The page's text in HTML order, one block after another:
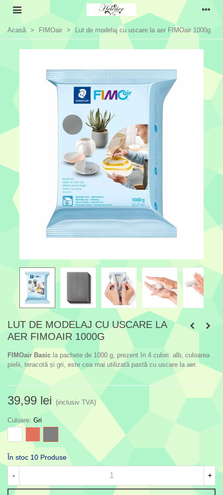
Acasă > FIMOair > Lut de modelaj cu uscare la aer FIMOair 1000g
LUT DE MODELAJ CU USCARE LA
AER FIMOAIR 1000G
FIMOair Basic la pachete de 1000 g, prezent în 4 culori: alb, culoarea
pielii, teracotă și gri, este cea mai utilizată pastă cu uscare la aer.
39,99 lei (inclusiv TVA)
Culoare: Gri
teracota
În stoc 10 Produse
- +